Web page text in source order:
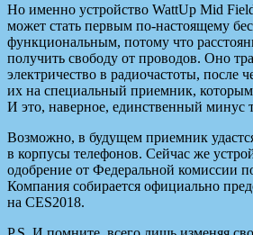
Но именно устройство WattUp Mid
может стать первым по-настоящему
функциональным, потому что
получить свободу от проводов. Оно
электричество в радиочастоты, после
их на специальный приемник,
И это, наверное, единственный минус
Возможно, в будущем приемник
в корпусы телефонов. Сейчас же
одобрение от Федеральной комиссии
Компания собирается официально
на CES2018.